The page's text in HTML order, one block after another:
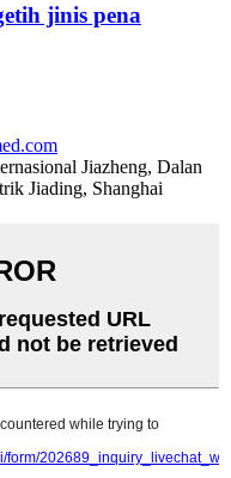
jinis pena
Jiazheng, Dalan
Jiading, Shanghai